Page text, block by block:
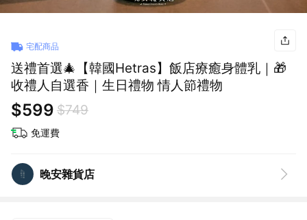
宅配商品
送禮首選🎄【韓國Hetras】飯店療癒身體乳｜🎁
收禮人自選香｜生日禮物 情人節禮物
$599 $749
免運費
晚安雜貨店